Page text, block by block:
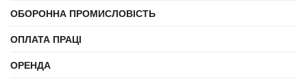
ОБОРОННА ПРОМИСЛОВІСТЬ
ОПЛАТА ПРАЦІ
ОРЕНДА